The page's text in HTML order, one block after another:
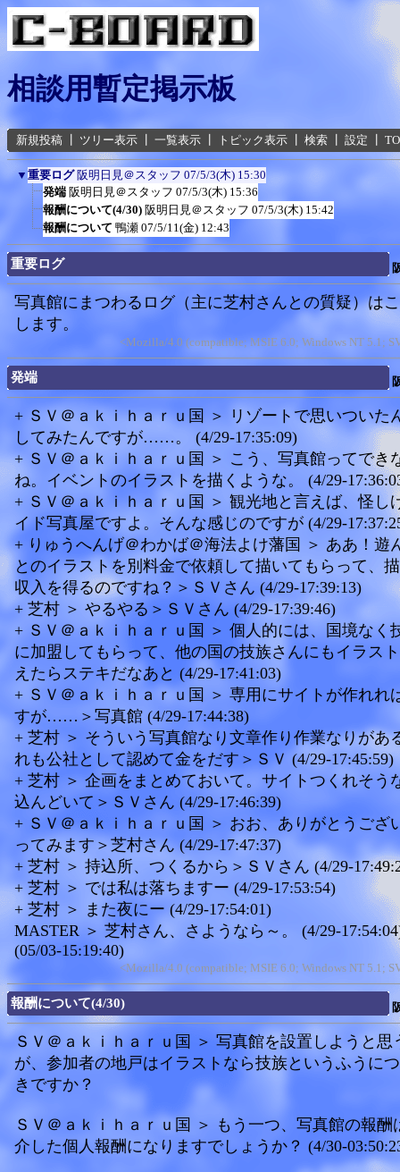
相談用暫定掲示板
新規投稿 ツリー表示 一覧表示 トピック表示 検索 設定
▼ 重要ログ 阪明日見＠スタッフ 07/5/3(木) 15:30
発端 阪明日見＠スタッフ 07/5/3(木) 15:36
報酬について(4/30) 阪明日見＠スタッフ 07/5/3(木) 15:42
報酬について 鴨瀬 07/5/11(金) 12:43
重要ログ
写真館にまつわるログ（主に芝村さんとの質疑）は
します。
<Mozilla/4.0 (compatible; MSIE 6.0; Windows NT 5.1;
発端
+ ＳＶ＠ａｋｉｈａｒｕ国 ＞ リゾートで思いついた
してみたんですが……。 (4/29-17:35:09)
+ ＳＶ＠ａｋｉｈａｒｕ国 ＞ こう、写真館ってでき
ね。イベントのイラストを描くような。 (4/29-
+ ＳＶ＠ａｋｉｈａｒｕ国 ＞ 観光地と言えば、怪し
イド写真屋ですよ。そんな感じのですが (4/29-
+ りゅうへんげ＠わかば＠海法よけ藩国 ＞ ああ！遊
とのイラストを別料金で依頼して描いてもらって、
収入を得るのですね？＞ＳＶさん (4/29-17:39:13)
+ 芝村 ＞ やるやる＞ＳＶさん (4/29-17:39:46)
+ ＳＶ＠ａｋｉｈａｒｕ国 ＞ 個人的には、国境なく
に加盟してもらって、他の国の技族さんにもイラス
えたらステキだなあと (4/29-17:41:03)
+ ＳＶ＠ａｋｉｈａｒｕ国 ＞ 専用にサイトが作れれ
すが……＞写真館 (4/29-17:44:38)
+ 芝村 ＞ そういう写真館なり文章作り作業なりがあ
れも公社として認めて金をだす＞ＳＶ (4/29-17:45:59)
+ 芝村 ＞ 企画をまとめておいて。サイトつくれそう
込んどいて＞ＳＶさん (4/29-17:46:39)
+ ＳＶ＠ａｋｉｈａｒｕ国 ＞ おお、ありがとうござ
ってみます＞芝村さん (4/29-17:47:37)
+ 芝村 ＞ 持込所、つくるから＞ＳＶさん (4/29-
+ 芝村 ＞ では私は落ちますー (4/29-17:53:54)
+ 芝村 ＞ また夜にー (4/29-17:54:01)
MASTER ＞ 芝村さん、さようなら～。 (4/29-
(05/03-15:19:40)
<Mozilla/4.0 (compatible; MSIE 6.0; Windows NT 5.1;
報酬について(4/30)
ＳＶ＠ａｋｉｈａｒｕ国 ＞ 写真館を設置しようと思
が、参加者の地戸はイラストなら技族というふうに
きですか？
ＳＶ＠ａｋｉｈａｒｕ国 ＞ もう一つ、写真館の報酬
介した個人報酬になりますでしょうか？ (4/30-